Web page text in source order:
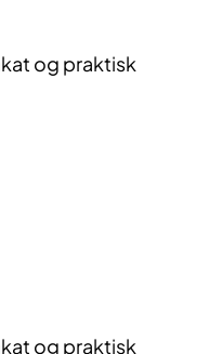
og praktisk
og praktisk